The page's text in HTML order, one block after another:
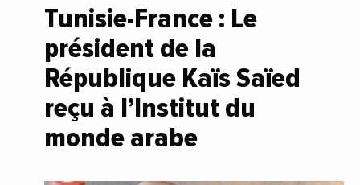
Tunisie-France : Le
président de la
République Kaïs Saïed
reçu à l’Institut du
monde arabe